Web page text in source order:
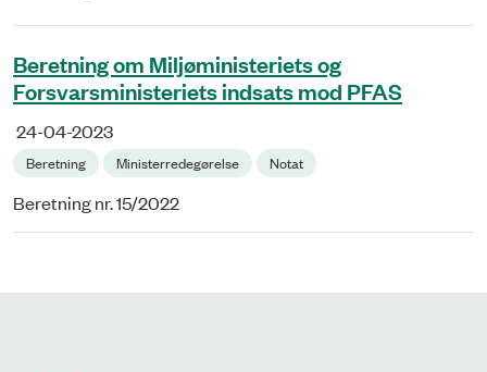
Beretning om Miljøministeriets og
Forsvarsministeriets indsats mod PFAS
24-04-2023
Beretning Ministerredegørelse Notat
Beretning nr. 15/2022